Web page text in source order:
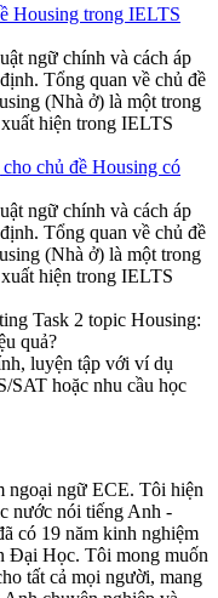
Housing trong IELTS
ngữ chính và cách áp
Tổng quan về chủ đề
(Nhà ở) là một trong
hiện trong IELTS
chủ đề Housing có
ngữ chính và cách áp
Tổng quan về chủ đề
(Nhà ở) là một trong
hiện trong IELTS
Task 2 topic Housing:
quả?
luyện tập với ví dụ
SAT hoặc nhu cầu học
ngoại ngữ ECE. Tôi hiện
nước nói tiếng Anh -
có 19 năm kinh nghiệm
Đại Học. Tôi mong muốn
tất cả mọi người, mang